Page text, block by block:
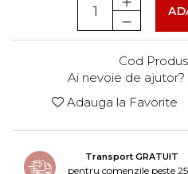
Cod
Ai nevoie de ajutor?
Adauga la Favorite
Transport GRATUIT
pentru comenzile peste